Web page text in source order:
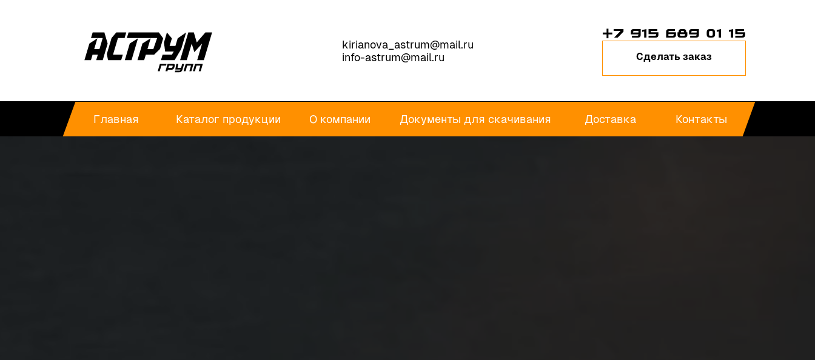
kirianova_astrum@mail.ru
info-astrum@mail.ru
+7 915 689 01 15
Сделать заказ
Главная Каталог продукции О компании Документы для скачивания Доставка Контакты